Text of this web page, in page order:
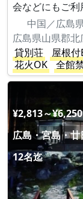
会などにもご利
中国／広島
広島県山県郡
貸別荘
屋根付
花火OK
全館
¥2,813～¥6,250
広島・宮島・廿
12名迄